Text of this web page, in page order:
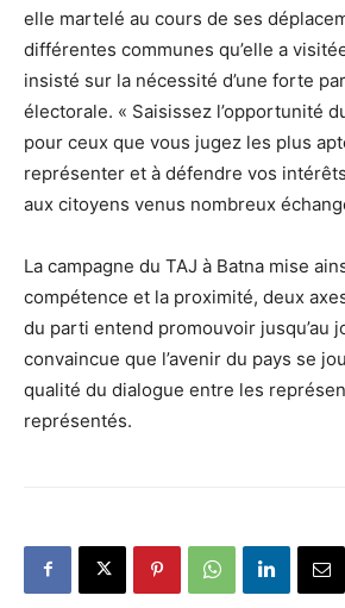
elle martelé au cours de ses
différentes communes qu’elle a
insisté sur la nécessité d’une forte
électorale. « Saisissez l’opportunité
pour ceux que vous jugez les plus
représenter et à défendre vos
aux citoyens venus nombreux
La campagne du TAJ à Batna mise
compétence et la proximité, deux
du parti entend promouvoir jusqu’au
convaincue que l’avenir du pays se
qualité du dialogue entre les
représentés.